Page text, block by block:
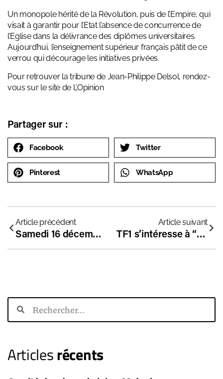
Un monopole hérité de la Révolution, puis de l’Empire, qui
visait à garantir pour l’Etat l’absence de concurrence de
l’Eglise dans la délivrance des diplômes universitaires.
Aujourd’hui, l’enseignement supérieur français pâtit de ce
verrou qui décourage les initiatives privées.
Pour retrouver la tribune de Jean-Philippe Delsol, rendez-
vous sur le site de L’Opinion
Partager sur :
Facebook Twitter
Pinterest WhatsApp
Article précédent
Samedi 16 décembre : Conférence de Christian Lépagnot “Enseigner l’histoire : histoire évènementielle ou roman national ?”
Article suivant
TF1 s’intéresse à “l’école des surdoués” Arborescences, à Nantes
Articlesrécents